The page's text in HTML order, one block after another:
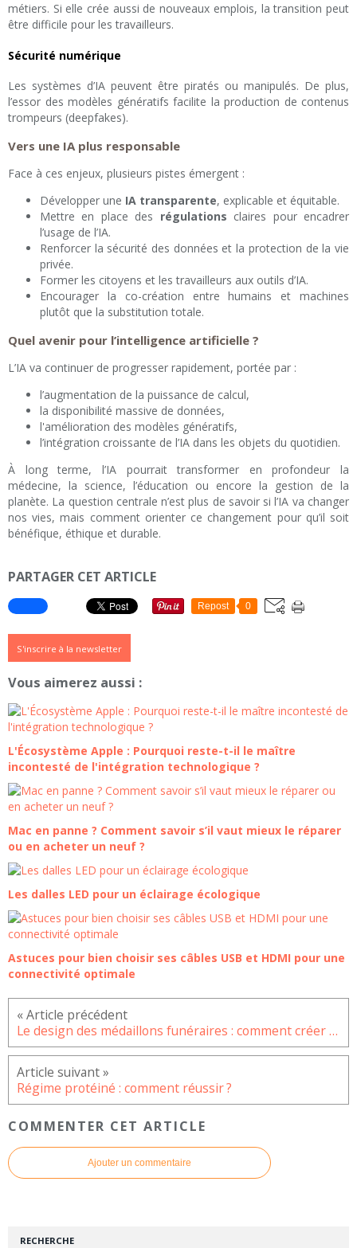
métiers. Si elle crée aussi de nouveaux emplois, la transition peut
être difficile pour les travailleurs.
Sécurité numérique
Les systèmes d’IA peuvent être piratés ou manipulés. De plus,
l’essor des modèles génératifs facilite la production de contenus
trompeurs (deepfakes).
Vers une IA plus responsable
Face à ces enjeux, plusieurs pistes émergent :
Développer une IA transparente, explicable et équitable.
Mettre en place des régulations claires pour encadrer
l’usage de l’IA.
Renforcer la sécurité des données et la protection de la vie
privée.
Former les citoyens et les travailleurs aux outils d’IA.
Encourager la co-création entre humains et machines
plutôt que la substitution totale.
Quel avenir pour l’intelligence artificielle ?
L’IA va continuer de progresser rapidement, portée par :
l’augmentation de la puissance de calcul,
la disponibilité massive de données,
l'amélioration des modèles génératifs,
l’intégration croissante de l’IA dans les objets du quotidien.
À long terme, l’IA pourrait transformer en profondeur la
médecine, la science, l’éducation ou encore la gestion de la
planète. La question centrale n’est plus de savoir si l’IA va changer
nos vies, mais comment orienter ce changement pour qu’il soit
bénéfique, éthique et durable.
PARTAGER CET ARTICLE
Repost 0
S'inscrire à la newsletter
Vous aimerez aussi :
L'Écosystème Apple : Pourquoi reste-t-il le maître
incontesté de l'intégration technologique ?
Mac en panne ? Comment savoir s’il vaut mieux le réparer
ou en acheter un neuf ?
Les dalles LED pour un éclairage écologique
Astuces pour bien choisir ses câbles USB et HDMI pour une
connectivité optimale
Le design des médaillons funéraires : comment créer son médaillon ?
Régime protéiné : comment réussir ?
COMMENTER CET ARTICLE
Ajouter un commentaire
RECHERCHE